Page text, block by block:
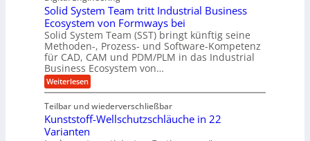
e
n
t
w
i
c
k
e
l
t
l
l
a
g
e
r
z
k
n
a
p
p
ü
b
e
r
n
g
a
m
A
r
b
e
i
t
s
m
a
r
i
k
a
a
s
W
a
c
s
t
m
Solid System Team tritt Industrial Business
Ecosystem von Formways bei
Solid System Team (SST) bringt künftig seine
Methoden-, Prozess- und Software-Kompetenz
für CAD, CAM und PDM/PLM in das Industrial
Business Ecosystem von…
Weiterlesen:
S
l
i
d
S
Teilbar und wiederverschließbar
Kunststoff-Wellschutzschläuche in 22
Varianten